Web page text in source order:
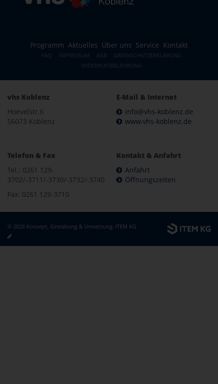
Programm Aktuelles Über uns Service Kontakt
FAQ IMPRESSUM AGB
DATENSCHUTZERKLÄRUNG
WIDERRUFSBELEHRUNG
vhs Koblenz
Hoevelstr.6
56073 Koblenz
E-Mail & Internet
info@vhs-koblenz.de
www.vhs-koblenz.de
Telefon & Fax
Tel.: 0261 129-
3702/-3711/-3730/-3732/-3740
Fax: 0261 129-3710
Kontakt & Anfahrt
Anfahrt
Öffnungszeiten
© 2026 Konzept, Gestaltung & Umsetzung: ITEM KG